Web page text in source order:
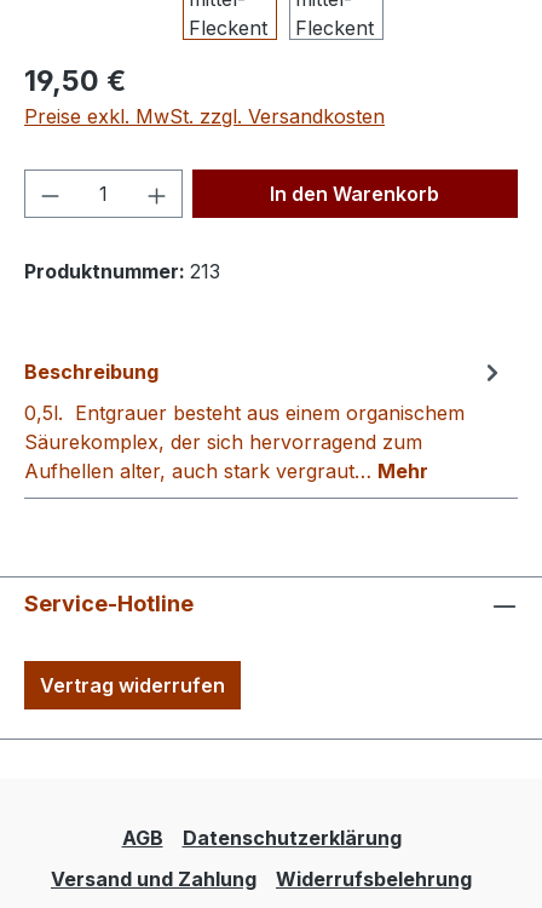
Regulärer Preis:
19,50 €
Preise exkl. MwSt. zzgl. Versandkosten
Produkt Anzahl: Gib denIn den Warenkorb
Produktnummer: 213
Beschreibung
0,5l. Entgrauer besteht aus einem organischem
Säurekomplex, der sich hervorragend zum
Aufhellen alter, auch stark vergraut… Mehr
Service-Hotline
Vertrag widerrufen
AGB
Datenschutzerklärung
Versand und Zahlung
Widerrufsbelehrung